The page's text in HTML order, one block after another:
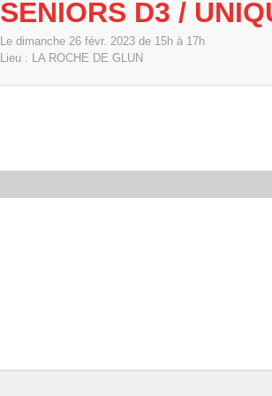
SENIORS D3 /
Le dimanche 26 févr. 2023 de 15h à 17h
Lieu : LA ROCHE DE GLUN